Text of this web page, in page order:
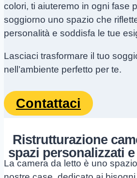
colori, ti aiuteremo in ogni fase
soggiorno uno spazio che
personalità e soddisfa le tue
Lasciaci trasformare il tuo
nell’ambiente perfetto per te.
Contattaci
Ristrutturazione
spazi personalizzati
La camera da letto è uno